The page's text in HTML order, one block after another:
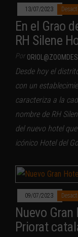
13/07/2023
En el Grao
RH Silene
Por
Desde hoy el
con un
caracteriza a la
nombre de RH
del nuevo hotel
icónico Hotel del
09/07/2023
Nuevo Gran
Priorat